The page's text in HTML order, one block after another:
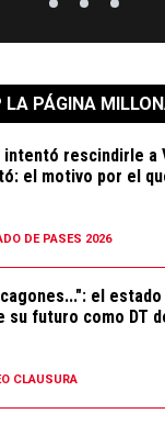
LA PÁGINA
intentó rescindirle a
el motivo por el
DE PASES 2026
el
su futuro como DT
CLAUSURA